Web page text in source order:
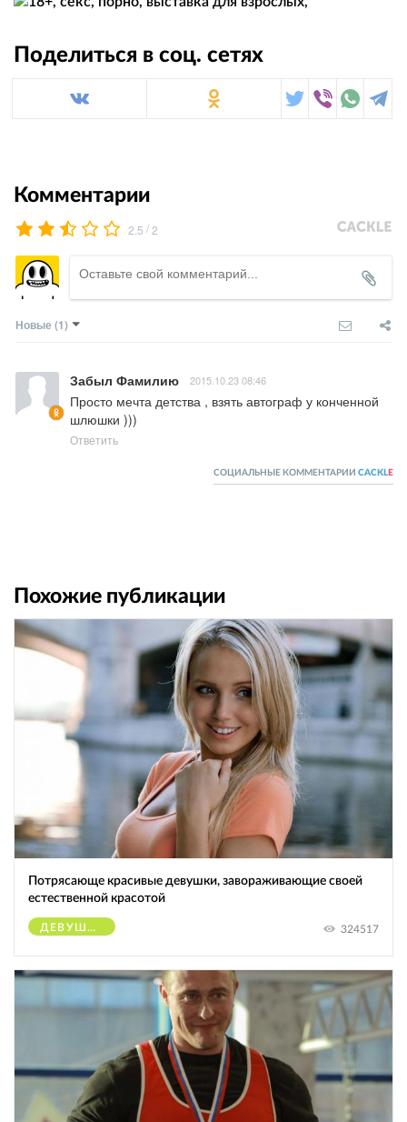
Поделиться в соц. сетях
Комментарии
2.5 /2
Новые (1)
Забыл Фамилию 2015.10.23 08:46
Просто мечта детства , взять автограф у конченной
шлюшки )))
Ответить
СОЦИАЛЬНЫЕ КОММЕНТАРИИ CACKL E
Похожие публикации
Потрясающе красивые девушки, завораживающие своей
естественной красотой
ДЕВУШКИ 324517